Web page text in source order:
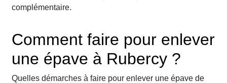
complémentaire.
Comment faire pour enlever
une épave à Rubercy ?
Quelles démarches à faire pour enlever une épave de